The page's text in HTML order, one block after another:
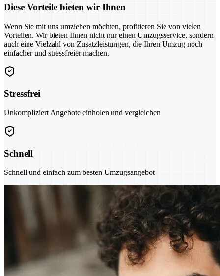
Diese Vorteile bieten wir Ihnen
Wenn Sie mit uns umziehen möchten, profitieren Sie von vielen
Vorteilen. Wir bieten Ihnen nicht nur einen Umzugsservice, sondern
auch eine Vielzahl von Zusatzleistungen, die Ihren Umzug noch
einfacher und stressfreier machen.
Stressfrei
Unkompliziert Angebote einholen und vergleichen
Schnell
Schnell und einfach zum besten Umzugsangebot